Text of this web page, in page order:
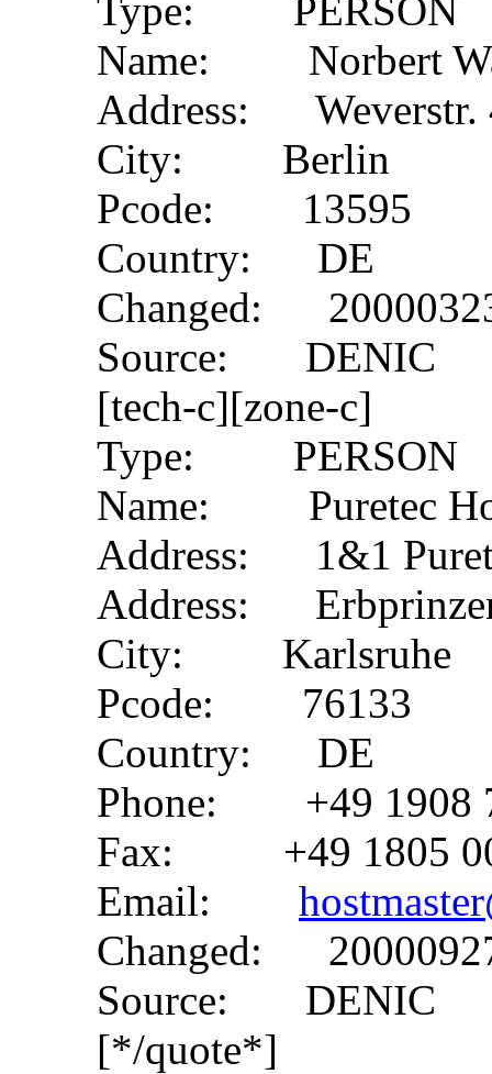
Type: PERSON
Name: Norbert
Address: Weverstr.
City: Berlin
Pcode: 13595
Country: DE
Changed:
Source: DENIC
[tech-c][zone-c]
Type: PERSON
Name: Puretec
Address: 1&1
Address:
City: Karlsruhe
Pcode: 76133
Country: DE
Phone: +49 1908
Fax: +49 1805
Email:
Changed:
Source: DENIC
[*/quote*]